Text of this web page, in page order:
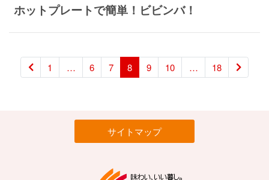
ホットプレートで簡単！ビビンバ！
1 … 6 7 8 9 10 … 18
サイトマップ